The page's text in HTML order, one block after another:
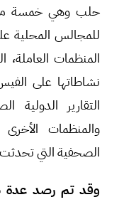
المنظمات العاملة،
التقارير
والمنظمات
الصحفية التي
وقد تم رصد عدة